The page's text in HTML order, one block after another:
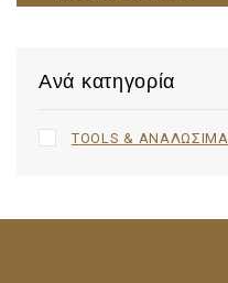
Ανά κατηγορία
TOOLS & ΑΝΑΛΩΣΙΜΑ